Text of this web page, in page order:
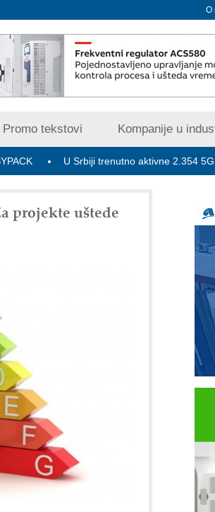
O
Promo tekstovi Kompanije u
U Srbiji trenutno aktivne 2.354 5G bazne
projekte uštede